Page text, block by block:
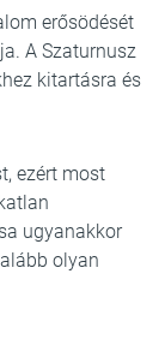
erősödését
A Szaturnusz
kitartásra és
ezért most
ugyanakkor
olyan